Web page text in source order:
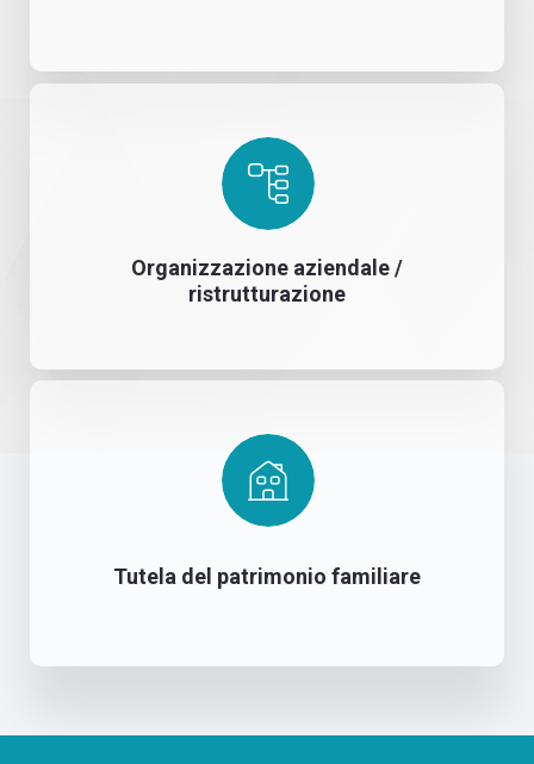
Organizzazione aziendale /
ristrutturazione
Tutela del patrimonio familiare